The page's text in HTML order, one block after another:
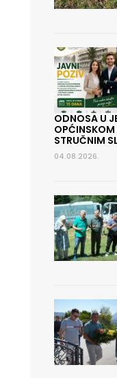
ODNOSA U
OPĆINSKOM
STRUČNIM
04.08.2026.